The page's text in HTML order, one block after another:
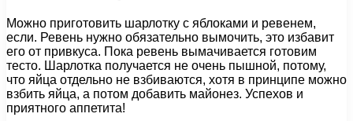
Можно приготовить шарлотку с яблоками и ревенем,
если. Ревень нужно обязательно вымочить, это избавит
его от привкуса. Пока ревень вымачивается готовим
тесто. Шарлотка получается не очень пышной, потому,
что яйца отдельно не взбиваются, хотя в принципе можно
взбить яйца, а потом добавить майонез. Успехов и
приятного аппетита!